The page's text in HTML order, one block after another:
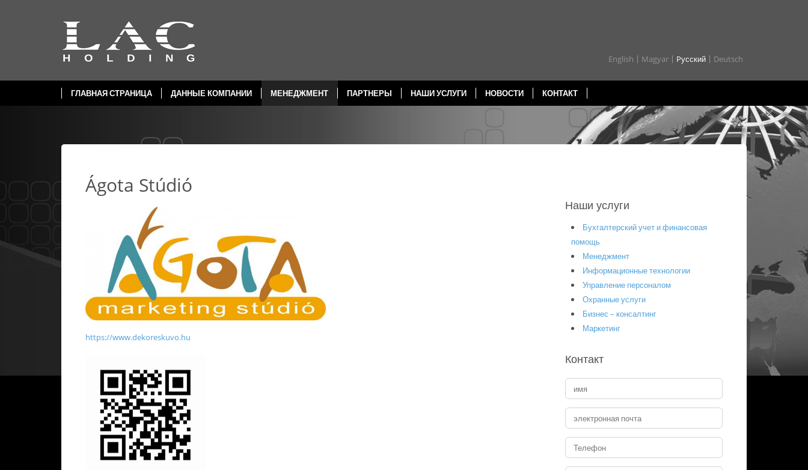
English Magyar Pусский Deutsch
ГЛАВНАЯ СТРАНИЦА ДАННЫЕ КОМПАНИИ МЕНЕДЖМЕНТ ПАРТНЕРЫ НАШИ УСЛУГИ НОВОСТИ КОНТАКТ
Ágota Stúdió
https://www.dekoreskuvo.hu
Наши услуги
Бухгалтерский учет и финансовая
помощь
Менеджмент
Информационные технологии
Управление персоналом
Охранные услуги
Бизнес – консалтинг
Маркетинг
Контакт